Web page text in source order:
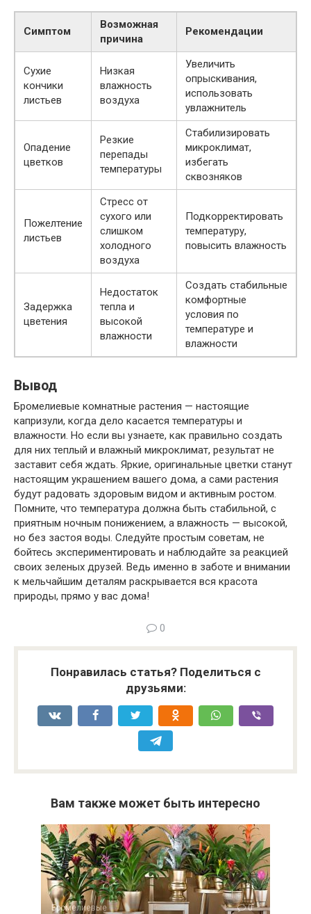
Симптом
Возможная
причина
Рекомендации
Сухие
кончики
листьев
Низкая
влажность
воздуха
Увеличить
опрыскивания,
использовать
увлажнитель
Опадение
цветков
Резкие
перепады
температуры
Стабилизировать
микроклимат,
избегать
сквозняков
Пожелтение
листьев
Стресс от
сухого или
слишком
холодного
воздуха
Подкорректировать
температуру,
повысить влажность
Задержка
цветения
Недостаток
тепла и
высокой
влажности
Создать стабильные
комфортные
условия по
температуре и
влажности
Вывод
Бромелиевые комнатные растения — настоящие
капризули, когда дело касается температуры и
влажности. Но если вы узнаете, как правильно создать
для них теплый и влажный микроклимат, результат не
заставит себя ждать. Яркие, оригинальные цветки станут
настоящим украшением вашего дома, а сами растения
будут радовать здоровым видом и активным ростом.
Помните, что температура должна быть стабильной, с
приятным ночным понижением, а влажность — высокой,
но без застоя воды. Следуйте простым советам, не
бойтесь экспериментировать и наблюдайте за реакцией
своих зеленых друзей. Ведь именно в заботе и внимании
к мельчайшим деталям раскрывается вся красота
природы, прямо у вас дома!
0
Понравилась статья? Поделиться с
друзьями:
Вам также может быть интересно
Бромелиевые 0